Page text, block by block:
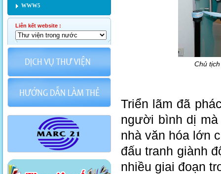
WWW5
Liên kết website :
Chủ
Triển lãm đã
người bình dị
nhà văn hóa lớn
đấu tranh giành
nhiều giai đoạn